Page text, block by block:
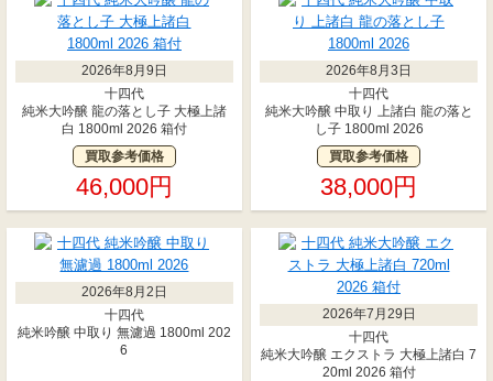
2026年8月9日
十四代
純米大吟醸 龍の落とし子 大極上諸
白 1800ml 2026 箱付
買取参考価格
46,000円
2026年8月3日
十四代
純米大吟醸 中取り 上諸白 龍の落と
し子 1800ml 2026
買取参考価格
38,000円
2026年8月2日
十四代
純米吟醸 中取り 無濾過 1800ml 202
6
2026年7月29日
十四代
純米大吟醸 エクストラ 大極上諸白 7
20ml 2026 箱付